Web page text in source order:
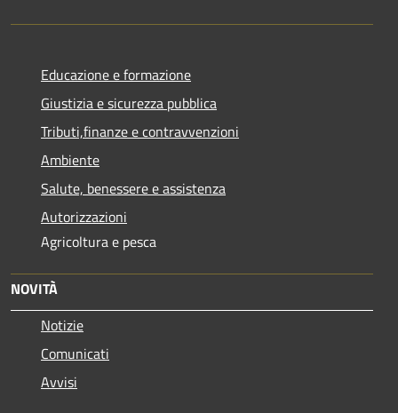
Educazione e formazione
Giustizia e sicurezza pubblica
Tributi,finanze e contravvenzioni
Ambiente
Salute, benessere e assistenza
Autorizzazioni
Agricoltura e pesca
NOVITÀ
Notizie
Comunicati
Avvisi